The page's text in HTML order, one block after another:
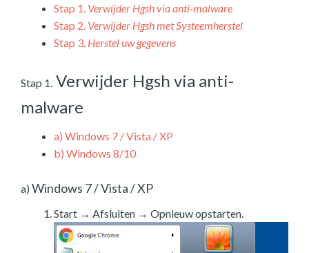
Stap 1. Verwijder Hgsh via anti-malware
Stap 2. Verwijder Hgsh met Systeemherstel
Stap 3. Herstel uw gegevens
Stap 1. Verwijder Hgsh via anti-
malware
a) Windows 7 / Vista / XP
b) Windows 8/10
a) Windows 7 / Vista / XP
Start → Afsluiten → Opnieuw opstarten.